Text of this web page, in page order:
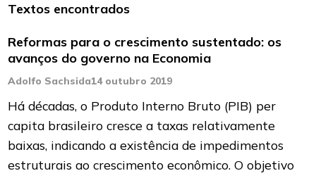
Textos encontrados
Reformas para o crescimento sustentado: os
avanços do governo na Economia
Adolfo Sachsida14 outubro 2019
Há décadas, o Produto Interno Bruto (PIB) per
capita brasileiro cresce a taxas relativamente
baixas, indicando a existência de impedimentos
estruturais ao crescimento econômico. O objetivo